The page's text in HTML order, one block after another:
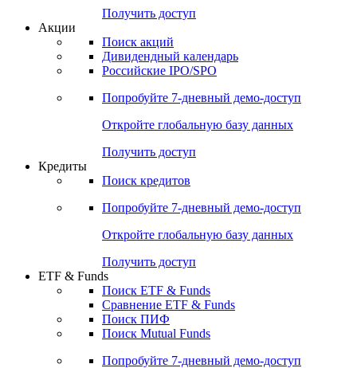
Получить доступ
Акции
Поиск акций
Дивидендный календарь
Российские IPO/SPO
Попробуйте 7-дневный демо-доступ
Откройте глобальную базу данных
Получить доступ
Кредиты
Поиск кредитов
Попробуйте 7-дневный демо-доступ
Откройте глобальную базу данных
Получить доступ
ETF & Funds
Поиск ETF & Funds
Сравнение ETF & Funds
Поиск ПИФ
Поиск Mutual Funds
Попробуйте 7-дневный демо-доступ